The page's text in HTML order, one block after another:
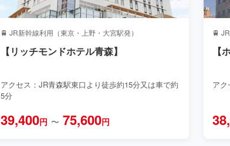
🚆 JR新幹線利用（東京・上野・大宮駅発）
【リッチモンドホテル青森】
アクセス：JR青森駅東口より徒歩約15分又は車で約
5分
39,400円 〜 75,600円
🚆
【
ア